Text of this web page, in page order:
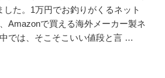
た。1万円でお釣りがくるネット
Amazonで買える海外メーカー製ネ
では、そこそこいい値段と言 …